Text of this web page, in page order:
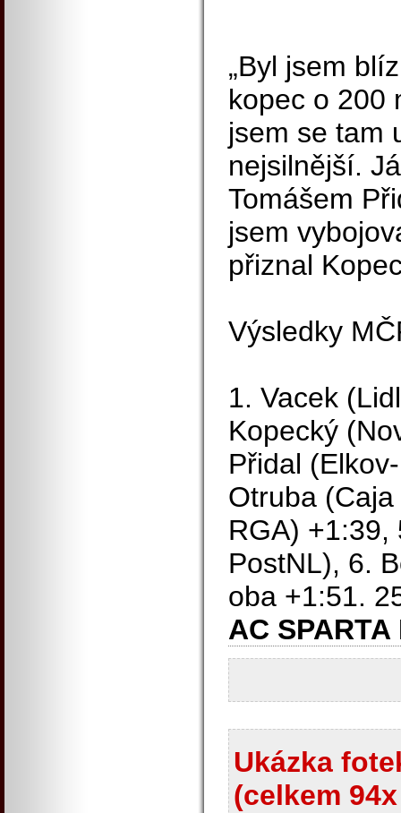
„Byl jsem
kopec o 200
jsem se tam
nejsilnější.
Tomášem
jsem
přiznal
Výsledky
1. Vacek
Kopecký
Přidal
Otruba
RGA) +1:39,
PostNL), 6.
oba +1:51.
AC SPARTA
Ukázka
(celkem